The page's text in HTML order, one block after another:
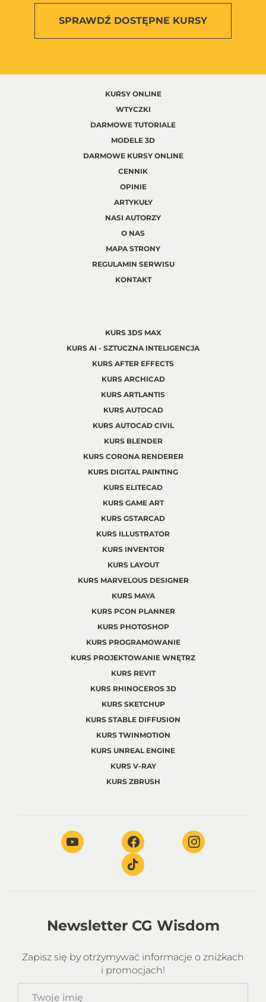
SPRAWDŹ DOSTĘPNE KURSY
KURSY ONLINE
WTYCZKI
DARMOWE TUTORIALE
MODELE 3D
DARMOWE KURSY ONLINE
CENNIK
OPINIE
ARTYKUŁY
NASI AUTORZY
O NAS
MAPA STRONY
REGULAMIN SERWISU
KONTAKT
KURS 3DS MAX
KURS AI - SZTUCZNA INTELIGENCJA
KURS AFTER EFFECTS
KURS ARCHICAD
KURS ARTLANTIS
KURS AUTOCAD
KURS AUTOCAD CIVIL
KURS BLENDER
KURS CORONA RENDERER
KURS DIGITAL PAINTING
KURS ELITECAD
KURS GAME ART
KURS GSTARCAD
KURS ILLUSTRATOR
KURS INVENTOR
KURS LAYOUT
KURS MARVELOUS DESIGNER
KURS MAYA
KURS PCON PLANNER
KURS PHOTOSHOP
KURS PROGRAMOWANIE
KURS PROJEKTOWANIE WNĘTRZ
KURS REVIT
KURS RHINOCEROS 3D
KURS SKETCHUP
KURS STABLE DIFFUSION
KURS TWINMOTION
KURS UNREAL ENGINE
KURS V-RAY
KURS ZBRUSH
Newsletter CG Wisdom
Zapisz się by otrzymywać informacje o zniżkach
i promocjach!